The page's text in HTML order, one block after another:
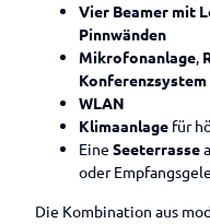
Vier Beamer mit
Pinnwänden
Mikrofonanlage,
Konferenzsystem
WLAN
Klimaanlage für
Eine Seeterrasse
oder
Die Kombination aus